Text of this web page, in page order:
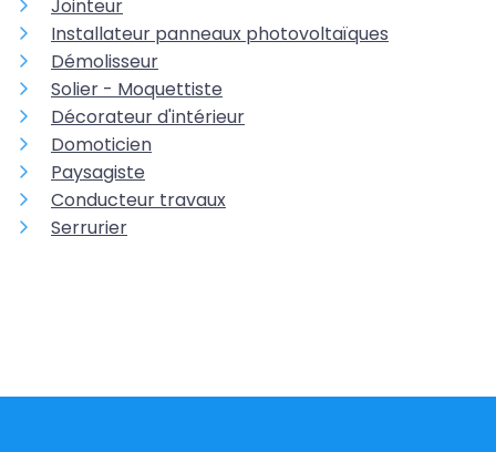
Jointeur
Installateur panneaux photovoltaïques
Démolisseur
Solier - Moquettiste
Décorateur d'intérieur
Domoticien
Paysagiste
Conducteur travaux
Serrurier